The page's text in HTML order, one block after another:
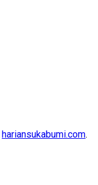
hariansukabumi.com.